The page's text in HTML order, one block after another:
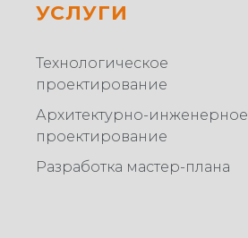
УСЛУГИ
Технологическое
проектирование
Архитектурно-инженерное
проектирование
Разработка мастер-плана